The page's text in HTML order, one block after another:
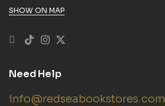
SHOW ON MAP
Need Help
info@redseabookstores.com